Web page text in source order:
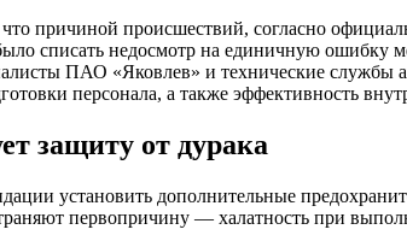
причиной происшествий, согласно
списать недосмотр на единичную ошибку
ПАО «Яковлев» и технические
персонала, а также эффективность
защиту от дурака
установить дополнительные
первопричину — халатность при